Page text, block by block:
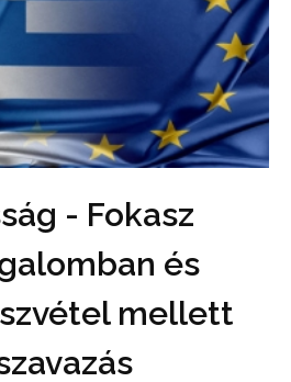
- Fokasz
és
mellett